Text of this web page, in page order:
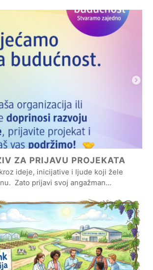
ZA PRIJAVU PROJEKATA
ideje, inicijative i ljude koji žele
Zato prijavi svoj angažman…